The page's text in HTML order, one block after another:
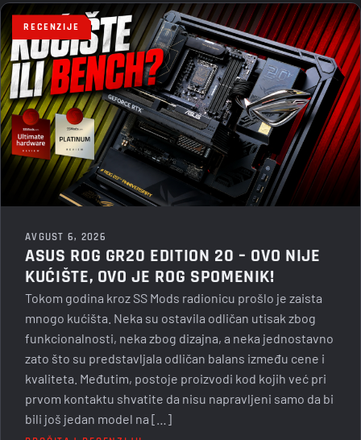
RECENZIJE
AVGUST 6, 2026
ASUS ROG GR20 EDITION 20 – OVO NIJE
KUĆIŠTE, OVO JE ROG SPOMENIK!
Tokom godina kroz SS Mods radionicu prošlo je zaista
mnogo kućišta. Neka su ostavila odličan utisak zbog
funkcionalnosti, neka zbog dizajna, a neka jednostavno
zato što su predstavljala odličan balans između cene i
kvaliteta. Međutim, postoje proizvodi kod kojih već pri
prvom kontaktu shvatite da nisu napravljeni samo da bi
bili još jedan model na […]